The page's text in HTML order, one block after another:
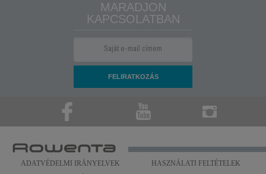
MARADJON
KAPCSOLATBAN
ADATVÉDELMI IRÁNYELVEK HASZNÁLATI FELTÉTELEK